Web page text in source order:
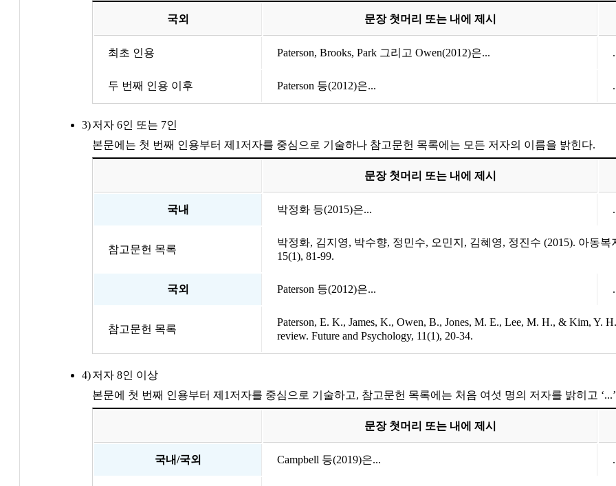
국외 문장 첫머리 또는 내에 제시
최초 인용 Paterson, Brooks, Park 그리고 Owen(2012)은...
두 번째 인용 이후 Paterson 등(2012)은...
저자 6인 또는 7인
본문에는 첫 번째 인용부터 제1저자를 중심으로 기술하나 참고문헌 목록에는 모든 저자의 이름을 밝힌다.
문장 첫머리 또는 내에 제시
국내 박정화 등(2015)은...
참고문헌 목록
박정화, 김지영, 박수향, 정민수, 오민지, 김혜영, 정진수 (2015). 아동
15(1), 81-99.
국외 Paterson 등(2012)은...
참고문헌 목록
Paterson, E. K., James, K., Owen, B., Jones, M. E., Lee, M. H., & Kim, Y.
review. Future and Psychology, 11(1), 20-34.
저자 8인 이상
본문에 첫 번째 인용부터 제1저자를 중심으로 기술하고, 참고문헌 목록에는 처음 여섯 명의 저자를 밝히고
문장 첫머리 또는 내에 제시
국내/국외 Campbell 등(2019)은...